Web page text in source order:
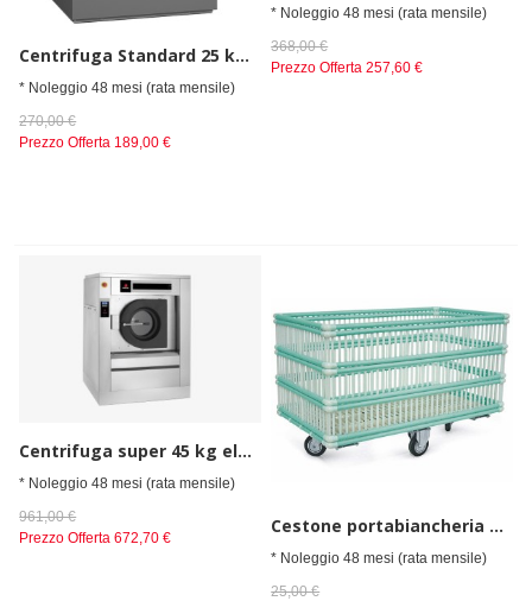
Centrifuga Standard 25 kg elettrico
* Noleggio 48 mesi (rata mensile)
270,00 €
Prezzo Offerta 189,00 €
* Noleggio 48 mesi (rata mensile)
368,00 €
Prezzo Offerta 257,60 €
Centrifuga super 45 kg elettrico
* Noleggio 48 mesi (rata mensile)
961,00 €
Prezzo Offerta 672,70 €
Cestone portabiancheria su ruote da 134x75x84cm
* Noleggio 48 mesi (rata mensile)
25,00 €